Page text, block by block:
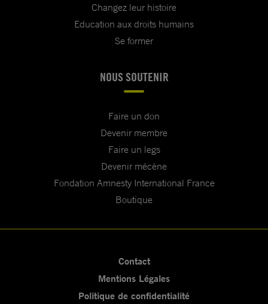
Changez leur histoire
Education aux droits humains
Se former
NOUS SOUTENIR
Faire un don
Devenir membre
Faire un legs
Devenir mécène
Fondation Amnesty International France
Boutique
Contact
Mentions Légales
Politique de confidentialité